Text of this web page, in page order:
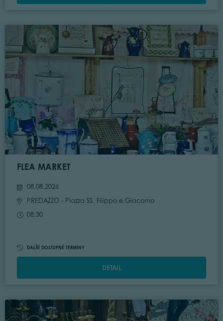
FLEA MARKET
08.08.2026
PREDAZZO - Piazza SS. Filippo e Giacomo
08:30
DALŠÍ DOSTUPNÉ TERMÍNY
DETAIL